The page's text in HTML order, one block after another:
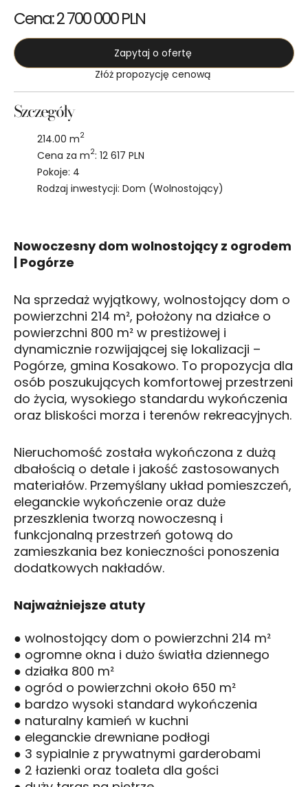
Cena: 2 700 000 PLN
Zapytaj o ofertę
Złóż propozycję cenową
Szczegóły
214.00 m2
Cena za m2: 12 617 PLN
Pokoje: 4
Rodzaj inwestycji: Dom (Wolnostojący)
Nowoczesny dom wolnostojący z ogrodem
| Pogórze
Na sprzedaż wyjątkowy, wolnostojący dom o
powierzchni 214 m², położony na działce o
powierzchni 800 m² w prestiżowej i
dynamicznie rozwijającej się lokalizacji –
Pogórze, gmina Kosakowo. To propozycja dla
osób poszukujących komfortowej przestrzeni
do życia, wysokiego standardu wykończenia
oraz bliskości morza i terenów rekreacyjnych.
Nieruchomość została wykończona z dużą
dbałością o detale i jakość zastosowanych
materiałów. Przemyślany układ pomieszczeń,
eleganckie wykończenie oraz duże
przeszklenia tworzą nowoczesną i
funkcjonalną przestrzeń gotową do
zamieszkania bez konieczności ponoszenia
dodatkowych nakładów.
Najważniejsze atuty
● wolnostojący dom o powierzchni 214 m²
● ogromne okna i dużo światła dziennego
● działka 800 m²
● ogród o powierzchni około 650 m²
● bardzo wysoki standard wykończenia
● naturalny kamień w kuchni
● eleganckie drewniane podłogi
● 3 sypialnie z prywatnymi garderobami
● 2 łazienki oraz toaleta dla gości